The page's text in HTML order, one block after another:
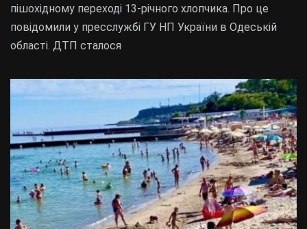
пішохідному переході 13-річного хлопчика. Про це
повідомили у пресслужбі ГУ НП України в Одеській
області. ДТП сталося